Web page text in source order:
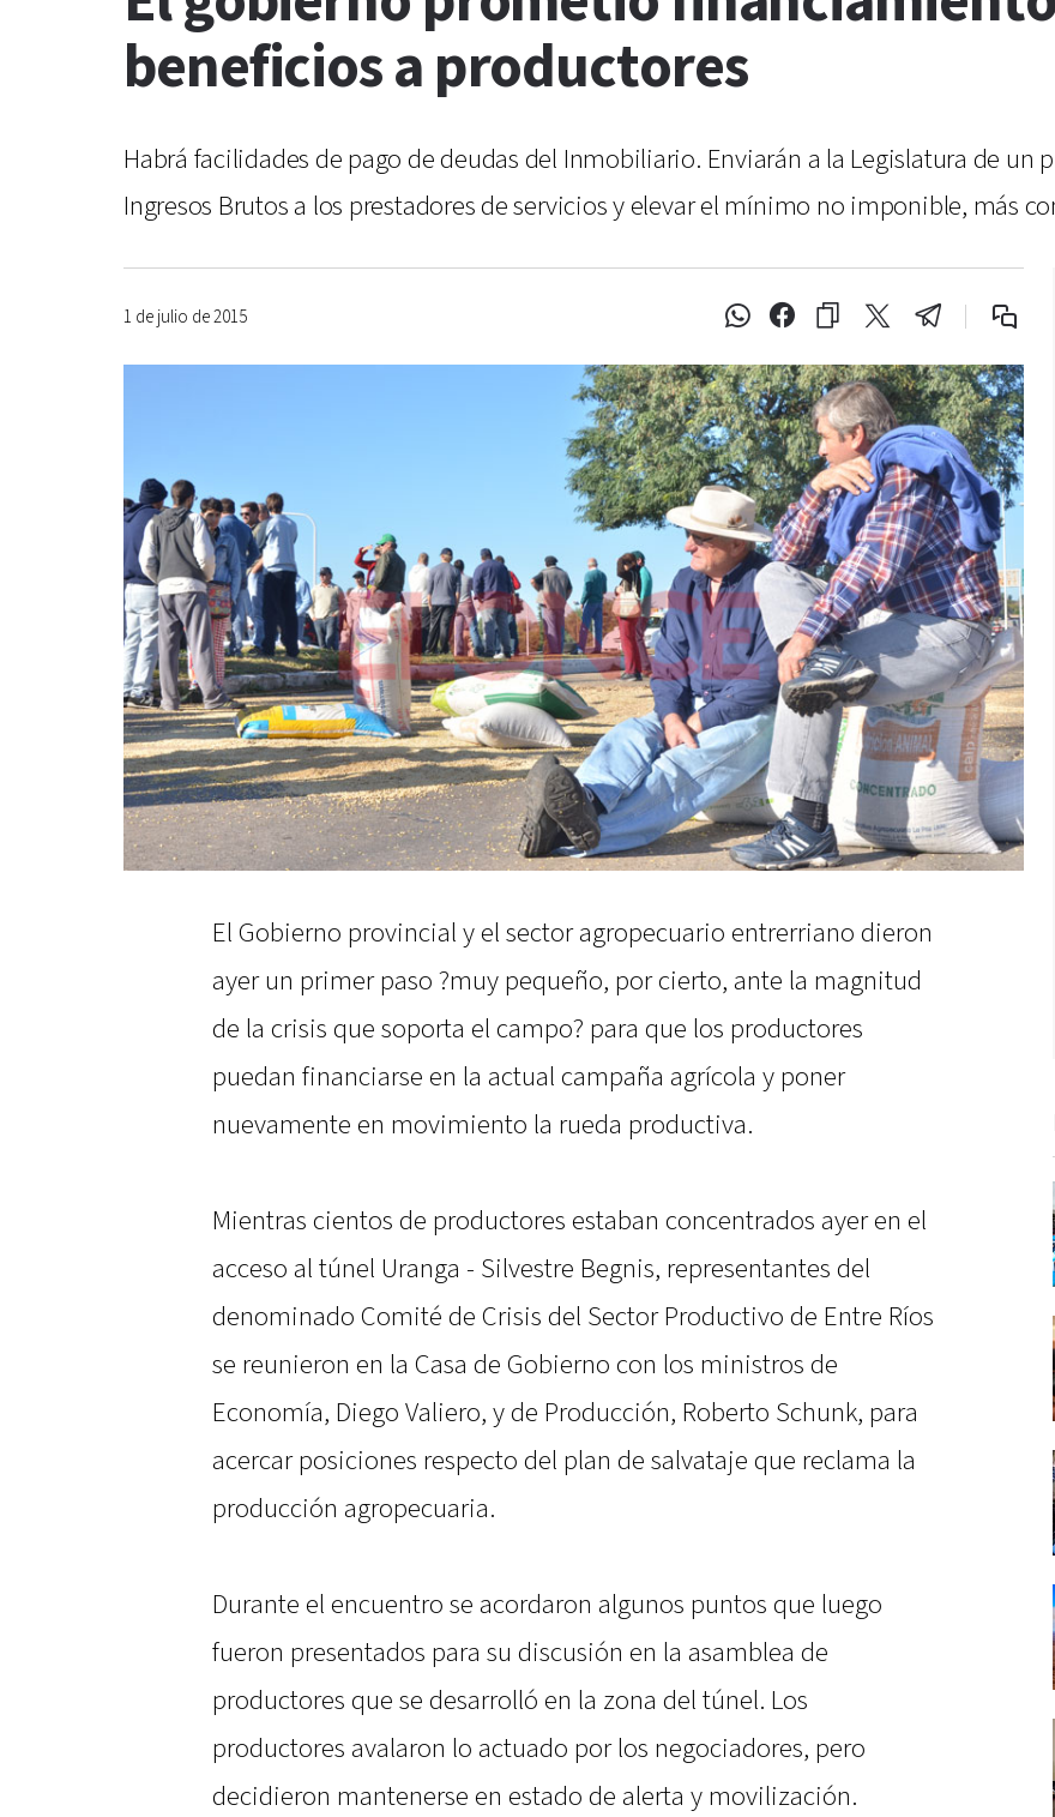
beneficios a productores
Habrá facilidades de pago de deudas del Inmobiliario. Enviarán a la Legislatura de un
Ingresos Brutos a los prestadores de servicios y elevar el mínimo no imponible, más
1 de julio de 2015
El Gobierno provincial y el sector agropecuario entrerriano dieron
ayer un primer paso ?muy pequeño, por cierto, ante la magnitud
de la crisis que soporta el campo? para que los productores
puedan financiarse en la actual campaña agrícola y poner
nuevamente en movimiento la rueda productiva.
Mientras cientos de productores estaban concentrados ayer en el
acceso al túnel Uranga - Silvestre Begnis, representantes del
denominado Comité de Crisis del Sector Productivo de Entre Ríos
se reunieron en la Casa de Gobierno con los ministros de
Economía, Diego Valiero, y de Producción, Roberto Schunk, para
acercar posiciones respecto del plan de salvataje que reclama la
producción agropecuaria.
Durante el encuentro se acordaron algunos puntos que luego
fueron presentados para su discusión en la asamblea de
productores que se desarrolló en la zona del túnel. Los
productores avalaron lo actuado por los negociadores, pero
decidieron mantenerse en estado de alerta y movilización.